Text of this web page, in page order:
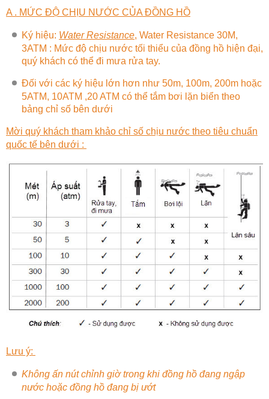
A . MỨC ĐỘ CHỊU NƯỚC CỦA ĐỒNG HỒ
Ký hiệu: Water Resistance, Water Resistance 30M,
3ATM : Mức độ chịu nước tối thiểu của đồng hồ hiện đại,
quý khách có thể đi mưa rửa tay.
Đối với các ký hiệu lớn hơn như 50m, 100m, 200m hoặc
5ATM, 10ATM ,20 ATM có thể tắm bơi lặn biển theo
bảng chỉ số bên dưới
Mời quý khách tham khảo chỉ số chịu nước theo tiêu chuẩn
quốc tế bên dưới :
Lưu ý:
Không ấn nút chỉnh giờ trong khi đồng hồ đang ngập
nước hoặc đồng hồ đang bị ướt